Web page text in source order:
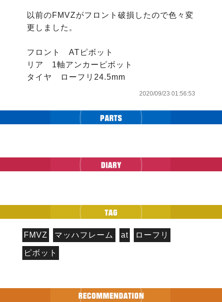
以前のFMVZがフロント破損したので色々変
更しました。
フロント　ATピボット
リア　1軸アンカーピボット
タイヤ　ローフリ24.5mm
2020/09/23 01:56:53
FMVZ マッハフレーム at ローフリ
ピボット